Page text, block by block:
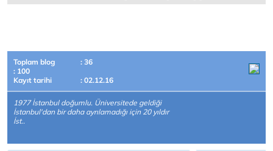
Toplam blog
: 36
: 100
Kayıt tarihi
: 02.12.16
1977 İstanbul doğumlu. Üniversitede geldiği
İstanbul'dan bir daha ayrılamadığı için 20 yıldır
İst..